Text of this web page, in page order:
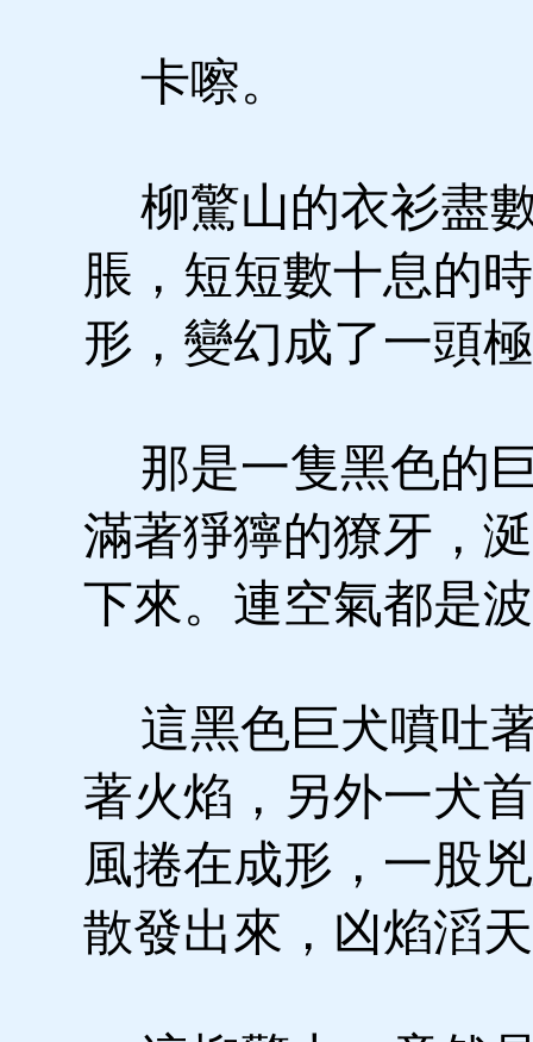
卡嚓。
柳驚山的衣衫盡
脹，短短數十息的
形，變幻成了一頭
那是一隻黑色的
滿著猙獰的獠牙，
下來。連空氣都是
這黑色巨犬噴吐
著火焰，另外一犬
風捲在成形，一股
散發出來，凶焰滔